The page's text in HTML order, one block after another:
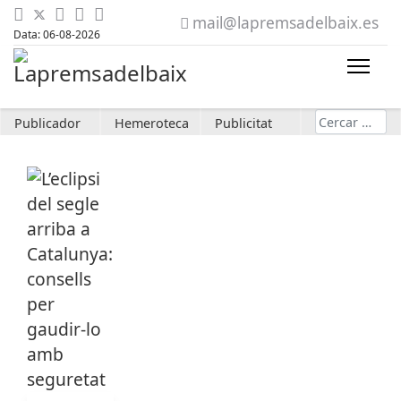
Data: 06-08-2026
mail@lapremsadelbaix.es
Publicador Hemeroteca Publicitat Cerca